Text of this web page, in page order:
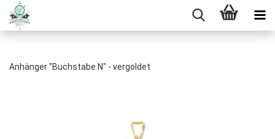
Anhänger "Buchstabe N" - vergoldet